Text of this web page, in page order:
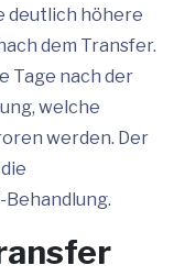
deutlich höhere
dem Transfer.
Tage nach der
welche
werden. Der